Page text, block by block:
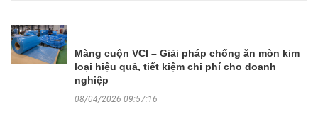
Màng cuộn VCI – Giải pháp chống ăn mòn kim
loại hiệu quả, tiết kiệm chi phí cho doanh
nghiệp
08/04/2026 09:57:16